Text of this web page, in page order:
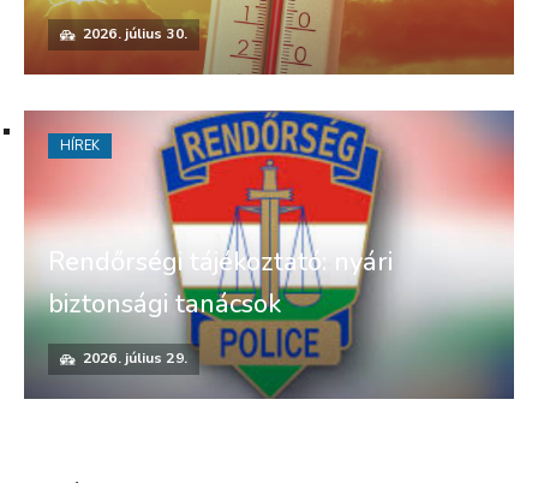
2026. július 30.
Rendőrségi tájékoztató: nyári
biztonsági tanácsok
2026. július 29.
HÍREK